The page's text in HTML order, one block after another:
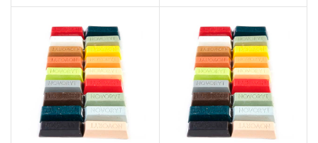
консистенции– Готов к
консистенции– Готов к